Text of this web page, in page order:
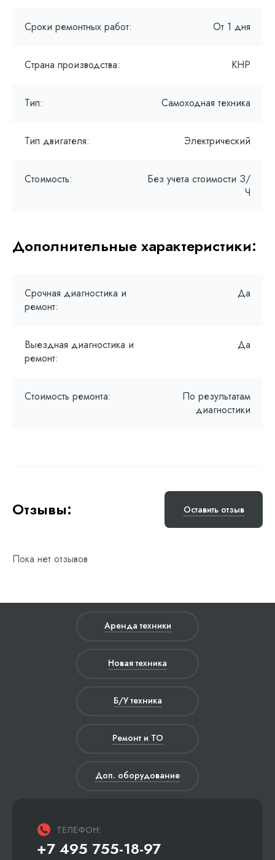
Сроки ремонтных работ: От 1 дня
Страна производства: КНР
Тип: Самоходная техника
Тип двигателя: Электрический
Стоимость:
Без учета стоимости З/
Ч
Дополнительные характеристики:
Срочная диагностика и
ремонт:
Да
Выездная диагностика и
ремонт:
Да
Стоимость ремонта:
По результатам
диагностики
Отзывы: Оставить отзыв
Пока нет отзывов
Аренда техники
Новая техника
Б/У техника
Ремонт и ТО
Доп. оборудование
ТЕЛЕФОН:
+7 495 755-18-97